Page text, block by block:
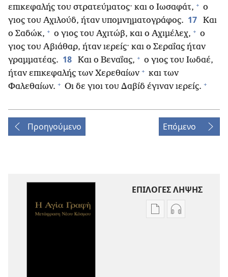
επικεφαλής του στρατεύματος· και ο Ιωσαφάτ, + ο
γιος του Αχιλούδ, ήταν υπομνηματογράφος. 17
Και
ο Σαδώκ, + ο γιος του Αχιτώβ, και ο Αχιμέλεχ, + ο
γιος του Αβιάθαρ, ήταν ιερείς· και ο Σεραΐας ήταν
γραμματέας. 18 Και ο Βεναΐας, + ο γιος του Ιωδαέ,
ήταν επικεφαλής των Χερεθαίων + και των
Φαλεθαίων. + Οι δε γιοι του Δαβίδ έγιναν ιερείς. +
Προηγούμενο Επόμενο
ΕΠΙΛΟΓΕΣ ΛΗΨΗΣ
ΕπιλογέςΕπιλογές